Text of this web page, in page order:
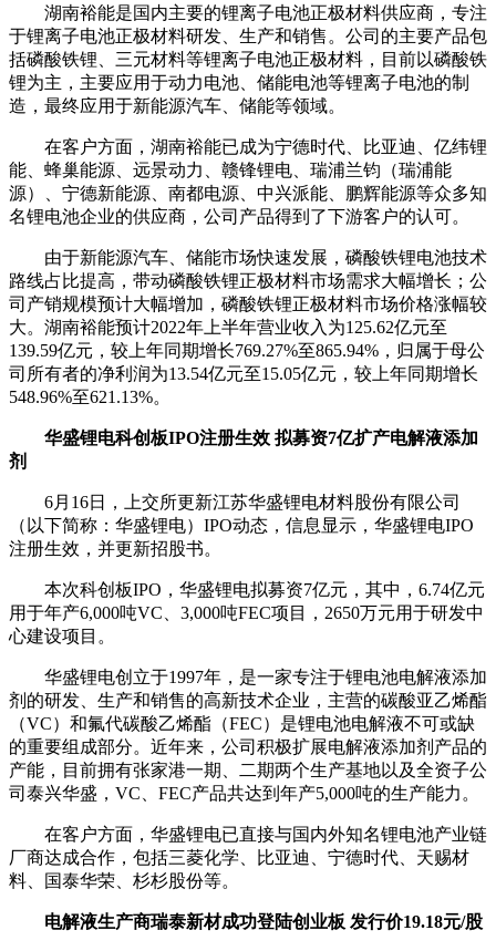
湖南裕能是国内主要的锂离子电池正极材料供应商，专注
于锂离子电池正极材料研发、生产和销售。公司的主要产品包
括磷酸铁锂、三元材料等锂离子电池正极材料，目前以磷酸铁
锂为主，主要应用于动力电池、储能电池等锂离子电池的制
造，最终应用于新能源汽车、储能等领域。
在客户方面，湖南裕能已成为宁德时代、比亚迪、亿纬锂
能、蜂巢能源、远景动力、赣锋锂电、瑞浦兰钧（瑞浦能
源）、宁德新能源、南都电源、中兴派能、鹏辉能源等众多知
名锂电池企业的供应商，公司产品得到了下游客户的认可。
由于新能源汽车、储能市场快速发展，磷酸铁锂电池技术
路线占比提高，带动磷酸铁锂正极材料市场需求大幅增长；公
司产销规模预计大幅增加，磷酸铁锂正极材料市场价格涨幅较
大。湖南裕能预计2022年上半年营业收入为125.62亿元至
139.59亿元，较上年同期增长769.27%至865.94%，归属于母公
司所有者的净利润为13.54亿元至15.05亿元，较上年同期增长
548.96%至621.13%。
华盛锂电科创板IPO注册生效 拟募资7亿扩产电解液添加
剂
6月16日，上交所更新江苏华盛锂电材料股份有限公司
（以下简称：华盛锂电）IPO动态，信息显示，华盛锂电IPO
注册生效，并更新招股书。
本次科创板IPO，华盛锂电拟募资7亿元，其中，6.74亿元
用于年产6,000吨VC、3,000吨FEC项目，2650万元用于研发中
心建设项目。
华盛锂电创立于1997年，是一家专注于锂电池电解液添加
剂的研发、生产和销售的高新技术企业，主营的碳酸亚乙烯酯
（VC）和氟代碳酸乙烯酯（FEC）是锂电池电解液不可或缺
的重要组成部分。近年来，公司积极扩展电解液添加剂产品的
产能，目前拥有张家港一期、二期两个生产基地以及全资子公
司泰兴华盛，VC、FEC产品共达到年产5,000吨的生产能力。
在客户方面，华盛锂电已直接与国内外知名锂电池产业链
厂商达成合作，包括三菱化学、比亚迪、宁德时代、天赐材
料、国泰华荣、杉杉股份等。
电解液生产商瑞泰新材成功登陆创业板 发行价19.18元/股